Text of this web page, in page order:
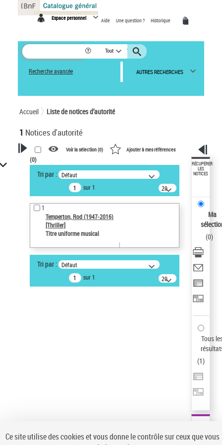
Espace personnel Aide Une question ? Historique
Tout
Recherche avancée AUTRES RECHERCHES
Accueil Liste de notices d’autorité
1 Notices d'autorité
VOTRE RECHERCHE
Recherche avancée dans les
notices d’autorité
Œuvres liées à l'auteur :
Temperton, Rod (1947-2016)
Auteur d’œuvre
Type de notice d'autorité
Titre uniforme musical
Statut de la notice d’autorité
Pays
Voir la sélection (0) Ajouter à mes références
(0)
Tri par : Défaut
sur 1
20
résultats/page
1
Temperton, Rod (1947-2016)
[Thriller]
Titre uniforme musical
Tri par : Défaut
sur 1
20
résultats/page
RÉCUPÉRER
LES
NOTICES
Ma
(0)
Tous
(1)
Panneau de gestion des cookies
Ce site utilise des cookies et vous donne le contrôle sur ceux que vous